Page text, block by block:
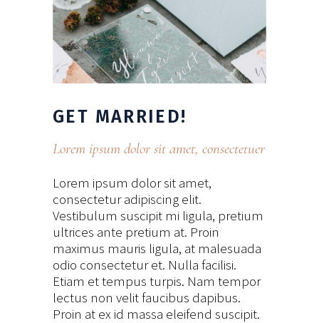
GET MARRIED!
Lorem ipsum dolor sit amet, consectetuer
Lorem ipsum dolor sit amet,
consectetur adipiscing elit.
Vestibulum suscipit mi ligula, pretium
ultrices ante pretium at. Proin
maximus mauris ligula, at malesuada
odio consectetur et. Nulla facilisi.
Etiam et tempus turpis. Nam tempor
lectus non velit faucibus dapibus.
Proin at ex id massa eleifend suscipit.